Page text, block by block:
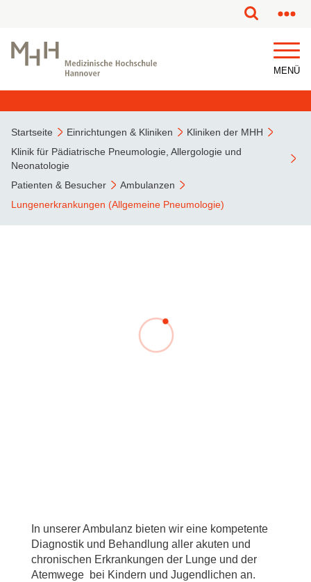
MENÜ
Startseite Einrichtungen & Kliniken
Kliniken der MHH
Klinik für Pädiatrische Pneumologie, Allergologie und
Neonatologie
Patienten & Besucher
Ambulanzen
Lungenerkrankungen (Allgemeine Pneumologie)
In unserer Ambulanz bieten wir eine kompetente
Diagnostik und Behandlung aller akuten und
chronischen Erkrankungen der Lunge und der
Atemwege bei Kindern und Jugendlichen an.